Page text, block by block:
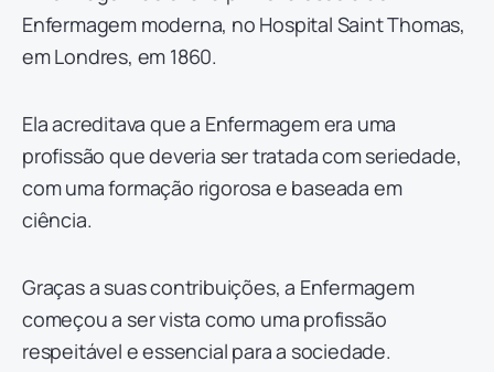
Enfermagem moderna, no Hospital Saint Thomas,
em Londres, em 1860.
Ela acreditava que a Enfermagem era uma
profissão que deveria ser tratada com seriedade,
com uma formação rigorosa e baseada em
ciência.
Graças a suas contribuições, a Enfermagem
começou a ser vista como uma profissão
respeitável e essencial para a sociedade.